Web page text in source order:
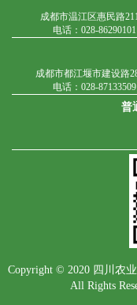
成都市温江区惠民路
电话：028-86290101
成都市都江堰市建设路
电话：028-87133509
普
Copyright © 2020 四川农
All Rights